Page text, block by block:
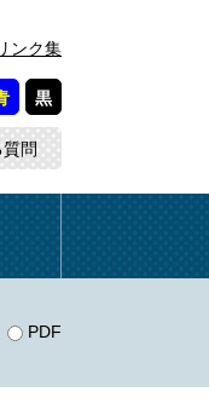
ンク集
黒
問
PDF